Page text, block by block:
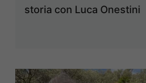
storia con Luca Onestini